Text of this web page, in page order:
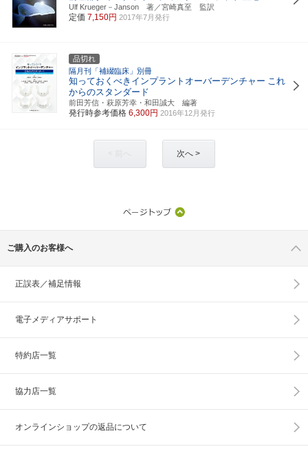
Ulf Krueger－Janson 著／宮崎真至 監訳
定価 7,150円 2017年7月発行
品切れ
隔月刊「補綴臨床」別冊
知っておくべきインプラントオーバーデンチャー これ
からのスタンダード
前田芳信・萩原芳幸・和田誠大 編著
発行時参考価格 6,300円 2016年12月発行
次へ >
ご購入のお客様へ
正誤表／補足情報
電子メディアサポート
特約店一覧
協力店一覧
オンラインショップの返品について